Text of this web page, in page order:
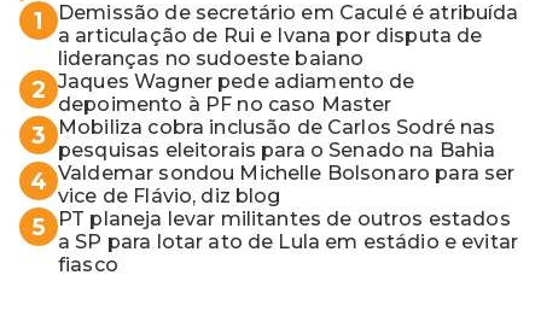
1
Demissão de secretário em Caculé é atribuída
a articulação de Rui e Ivana por disputa de
lideranças no sudoeste baiano
2 Jaques Wagner pede adiamento de
depoimento à PF no caso Master
3
Mobiliza cobra inclusão de Carlos Sodré nas
pesquisas eleitorais para o Senado na Bahia
4 Valdemar sondou Michelle Bolsonaro para ser
vice de Flávio, diz blog
5
PT planeja levar militantes de outros estados
a SP para lotar ato de Lula em estádio e evitar
fiasco